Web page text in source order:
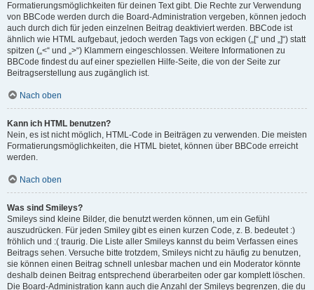
Formatierungsmöglichkeiten für deinen Text gibt. Die Rechte zur Verwendung
von BBCode werden durch die Board-Administration vergeben, können jedoch
auch durch dich für jeden einzelnen Beitrag deaktiviert werden. BBCode ist
ähnlich wie HTML aufgebaut, jedoch werden Tags von eckigen („[“ und „]“) statt
spitzen („<“ und „>“) Klammern eingeschlossen. Weitere Informationen zu
BBCode findest du auf einer speziellen Hilfe-Seite, die von der Seite zur
Beitragserstellung aus zugänglich ist.
Nach oben
Kann ich HTML benutzen?
Nein, es ist nicht möglich, HTML-Code in Beiträgen zu verwenden. Die meisten
Formatierungsmöglichkeiten, die HTML bietet, können über BBCode erreicht
werden.
Nach oben
Was sind Smileys?
Smileys sind kleine Bilder, die benutzt werden können, um ein Gefühl
auszudrücken. Für jeden Smiley gibt es einen kurzen Code, z. B. bedeutet :)
fröhlich und :( traurig. Die Liste aller Smileys kannst du beim Verfassen eines
Beitrags sehen. Versuche bitte trotzdem, Smileys nicht zu häufig zu benutzen,
sie können einen Beitrag schnell unlesbar machen und ein Moderator könnte
deshalb deinen Beitrag entsprechend überarbeiten oder gar komplett löschen.
Die Board-Administration kann auch die Anzahl der Smileys begrenzen, die du